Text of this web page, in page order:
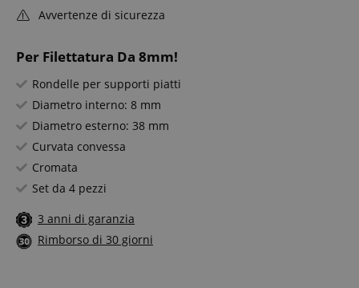
Per Filettatura Da 8mm!
Rondelle per supporti piatti
Diametro interno: 8 mm
Diametro esterno: 38 mm
Curvata convessa
Cromata
Set da 4 pezzi
3 anni di garanzia
Rimborso di 30 giorni
Avvertenze di sicurezza